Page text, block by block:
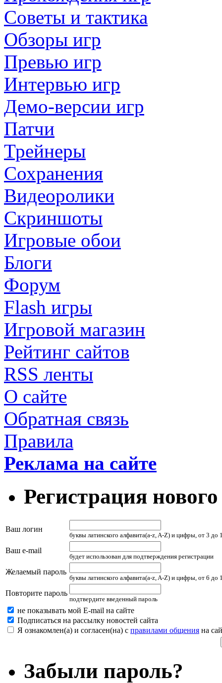
Советы и тактика
Обзоры игр
Превью игр
Интервью игр
Демо-версии игр
Патчи
Трейнеры
Сохранения
Видеоролики
Скриншоты
Игровые обои
Блоги
Форум
Flash игры
Игровой магазин
Рейтинг сайтов
RSS ленты
О сайте
Обратная связь
Правила
Реклама на сайте
Регистрация
Ваш логин
буквы латинского алфавита(a-z, A-Z) и цифры, от 3 до
Ваш e-mail
будет использован для подтверждения регистрации
Желаемый пароль
буквы латинского алфавита(a-z, A-Z) и цифры, от 6 до
Повторите пароль
подтвердите введенный пароль
не показывать мой E-mail на сайте
Подписаться на рассылку новостей сайта
Я ознакомлен(а) и согласен(на) с правилами общения на
Забыли пароль?